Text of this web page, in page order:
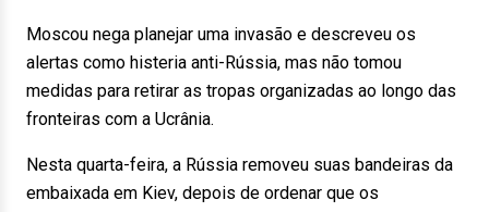
Moscou nega planejar uma invasão e descreveu os
alertas como histeria anti-Rússia, mas não tomou
medidas para retirar as tropas organizadas ao longo das
fronteiras com a Ucrânia.
Nesta quarta-feira, a Rússia removeu suas bandeiras da
embaixada em Kiev, depois de ordenar que os